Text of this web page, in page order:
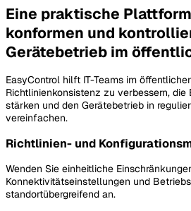
Eine praktische
konformen und
Gerätebetrieb im
EasyControl hilft IT-Teams im
Richtlinienkonsistenz zu verbessern, die
stärken und den Gerätebetrieb in
vereinfachen.
Richtlinien- und
Wenden Sie einheitliche
Konnektivitätseinstellungen und
standortübergreifend an.